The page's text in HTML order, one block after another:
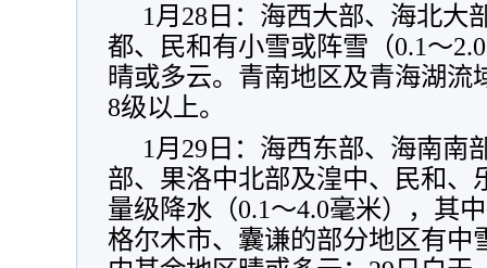
1月28日：海西大部、海北大
都、民和有小雪或阵雪（0.1～
晴或多云。青南地区及青海湖流
8级以上。
1月29日：海西东部、海南南
部、果洛中北部及湟中、民和、
量级降水（0.1～4.0毫米），其
格尔木市、囊谦的部分地区有中